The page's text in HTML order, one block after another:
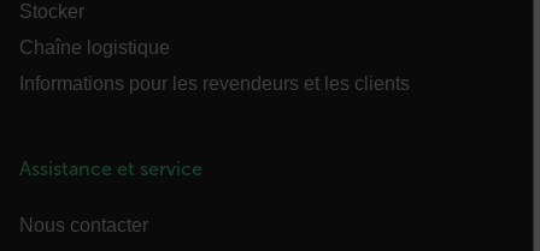
Stocker
Chaîne logistique
Informations pour les revendeurs et les clients
Assistance et service
Nous contacter__cf_bm